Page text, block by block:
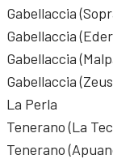
Gabellaccia
Gabellaccia
Gabellaccia
Gabellaccia
La Perla
Tenerano (La
Tenerano